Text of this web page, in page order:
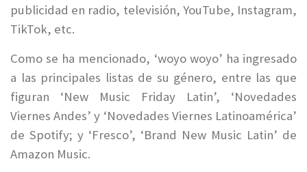
publicidad en radio, televisión, YouTube, Instagram,
TikTok, etc.
Como se ha mencionado, ‘woyo woyo’ ha ingresado
a las principales listas de su género, entre las que
figuran ‘New Music Friday Latin’, ‘Novedades
Viernes Andes’ y ‘Novedades Viernes Latinoamérica’
de Spotify; y ‘Fresco’, ‘Brand New Music Latin’ de
Amazon Music.